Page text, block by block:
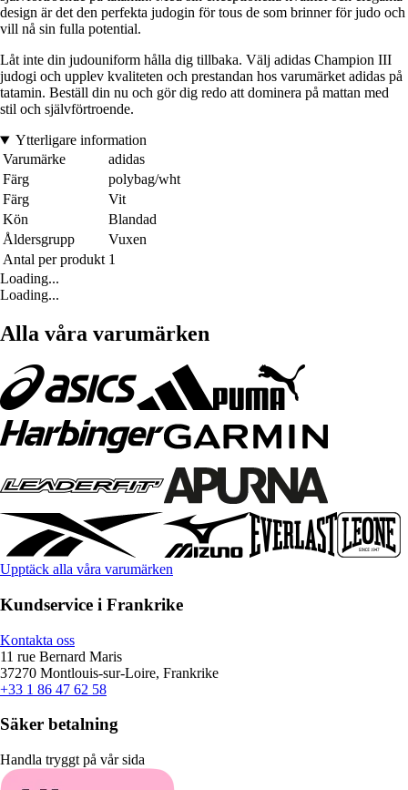
design är det den perfekta judogin för tous de som brinner för judo och
vill nå sin fulla potential.
Låt inte din judouniform hålla dig tillbaka. Välj adidas Champion III
judogi och upplev kvaliteten och prestandan hos varumärket adidas på
tatamin. Beställ din nu och gör dig redo att dominera på mattan med
stil och självförtroende.
Ytterligare information
Varumärke
adidas
Färg
polybag/wht
Färg
Vit
Kön
Blandad
Åldersgrupp
Vuxen
Antal per produkt 1
Loading...
Loading...
Alla våra varumärken
Upptäck alla våra varumärken
Kundservice i Frankrike
Kontakta oss
11 rue Bernard Maris
37270 Montlouis-sur-Loire, Frankrike
+33 1 86 47 62 58
Säker betalning
Handla tryggt på vår sida